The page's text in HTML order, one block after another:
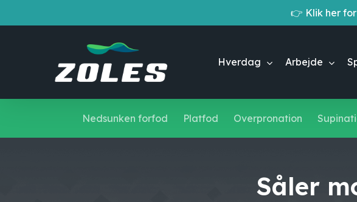
👉 Klik her
Hverdag Arbejde
Nedsunken forfod Platfod Overpronation
Såler